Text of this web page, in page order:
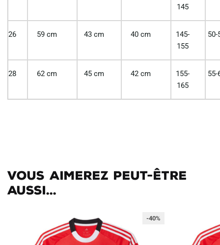
145
26 59 cm 43 cm 40 cm
145-
155
50-
28 62 cm 45 cm 42 cm
155-
165
55-
Vous aimerez peut-être
aussi...
-40%